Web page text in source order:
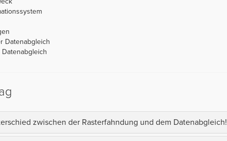
Datenabgleich
Datenabgleich
zwischen der Rasterfahndung und dem Datenabgleich!